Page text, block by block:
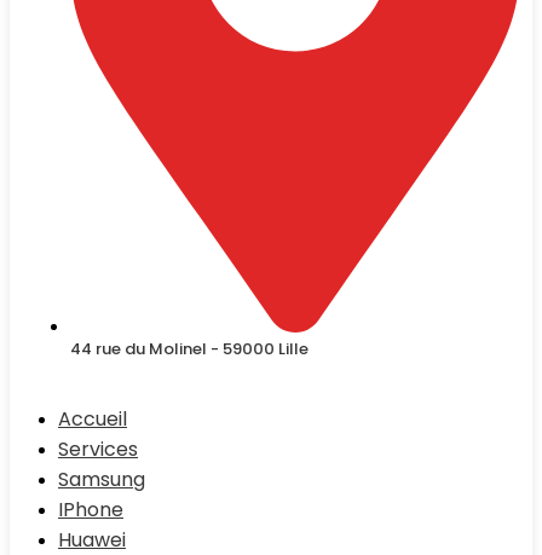
44 rue du Molinel - 59000 Lille
Accueil
Services
Samsung
IPhone
Huawei